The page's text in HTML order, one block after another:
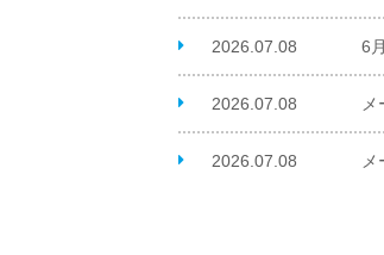
2026.07.08 6
2026.07.08
2026.07.08